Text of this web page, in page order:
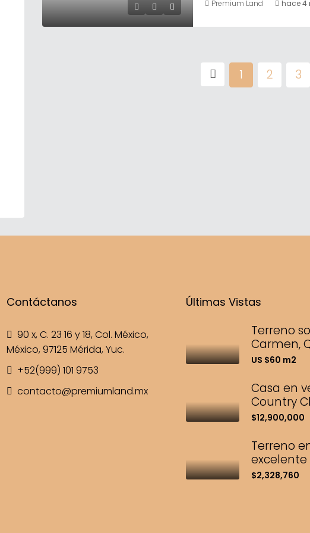
Premium Land hace 4
1 2 3
Contáctanos
90 x, C. 23 16 y 18, Col. México,
México, 97125 Mérida, Yuc.
+52(999) 101 9753
contacto@premiumland.mx
Últimas Vistas
Terreno
Carmen,
US $60 m2
Casa en
Country
$12,900,000
Terreno
excelente
$2,328,760